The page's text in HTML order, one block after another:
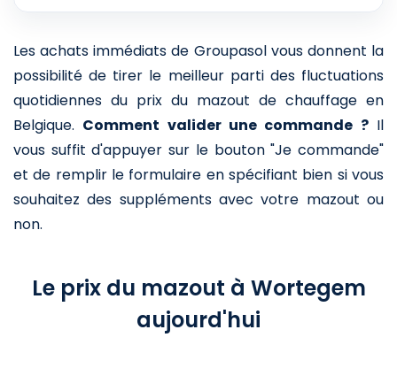
Les achats immédiats de Groupasol vous donnent la
possibilité de tirer le meilleur parti des fluctuations
quotidiennes du prix du mazout de chauffage en
Belgique. Comment valider une commande ?Il
vous suffit d'appuyer sur le bouton "Je commande"
et de remplir le formulaire en spécifiant bien si vous
souhaitez des suppléments avec votre mazout ou
non.
Le prix du mazout à Wortegem
aujourd'hui